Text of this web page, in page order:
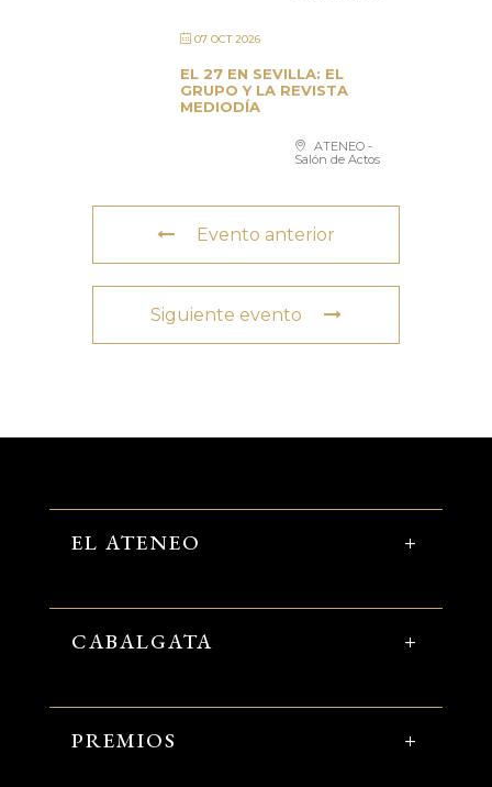
07 OCT 2026
EL 27 EN SEVILLA: EL
GRUPO Y LA REVISTA
MEDIODÍA
ATENEO -
Salón de Actos
Evento anterior
Siguiente evento
EL ATENEO
CABALGATA
PREMIOS